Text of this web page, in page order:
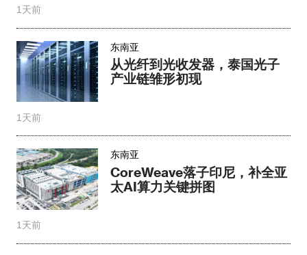
1天前
东南亚
从光纤到光收发器，泰国光子
产业链雏形初现
1天前
东南亚
CoreWeave落子印尼，补全亚
太AI算力关键拼图
1天前